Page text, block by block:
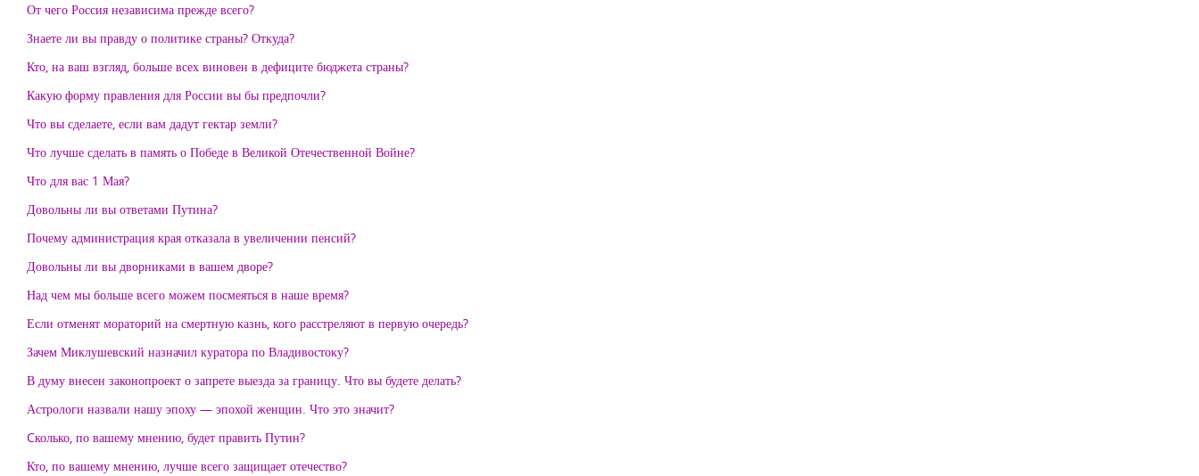
От чего Россия независима прежде всего?
Знаете ли вы правду о политике страны? Откуда?
Кто, на ваш взгляд, больше всех виновен в дефиците бюджета страны?
Какую форму правления для России вы бы предпочли?
Что вы сделаете, если вам дадут гектар земли?
Что лучше сделать в память о Победе в Великой Отечественной Войне?
Что для вас 1 Мая?
Довольны ли вы ответами Путина?
Почему администрация края отказала в увеличении пенсий?
Довольны ли вы дворниками в вашем дворе?
Над чем мы больше всего можем посмеяться в наше время?
Если отменят мораторий на смертную казнь, кого расстреляют в первую очередь?
Зачем Миклушевский назначил куратора по Владивостоку?
В думу внесен законопроект о запрете выезда за границу. Что вы будете делать?
Астрологи назвали нашу эпоху — эпохой женщин. Что это значит?
Cколько, по вашему мнению, будет править Путин?
Кто, по вашему мнению, лучше всего защищает отечество?